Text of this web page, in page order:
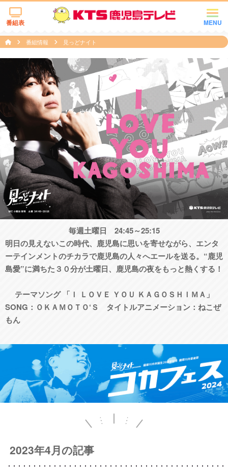
MENU
番組表
番組情報 見っどナイト
毎週土曜日 24:45～25:15
明日の見えないこの時代、鹿児島に思いを寄せながら、エンタ
ーテインメントのチカラで鹿児島の人々へエールを送る。“鹿児
島愛”に満ちた３０分が土曜日、鹿児島の夜をもっと熱くする！
テーマソング 「Ｉ ＬＯＶＥ ＹＯＵ ＫＡＧＯＳＨＩＭＡ」
SONG：ＯＫＡＭＯＴＯ‘Ｓ タイトルアニメーション：ねこぜ
もん
2023年4月の記事